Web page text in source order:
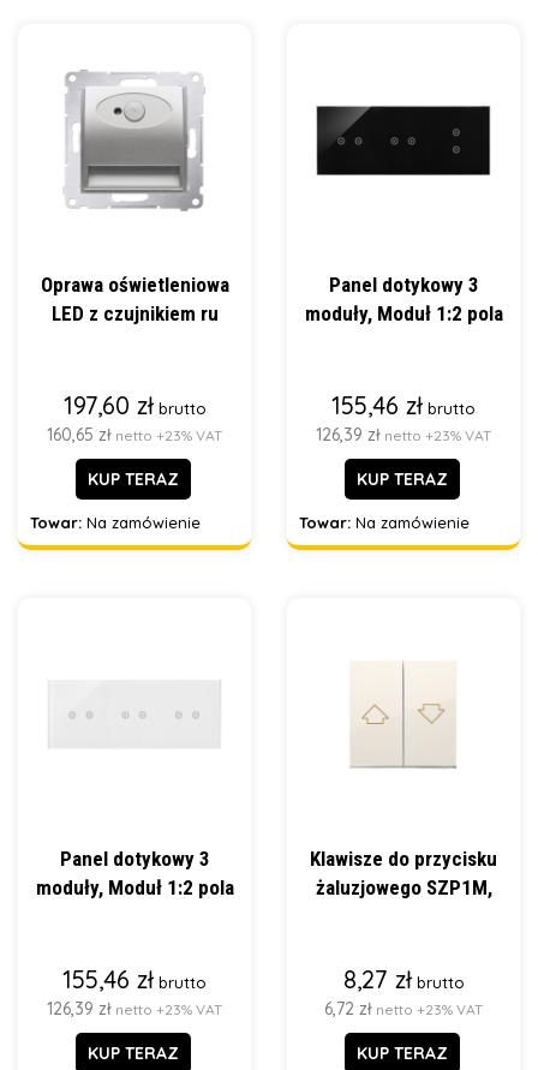
Oprawa oświetleniowa
LED z czujnikiem ru
197,60 zł brutto
160,65 zł netto +23% VAT
KUP TERAZ
Towar: Na zamówienie
Panel dotykowy 3
moduły, Moduł 1:2 pola
155,46 zł brutto
126,39 zł netto +23% VAT
KUP TERAZ
Towar: Na zamówienie
Panel dotykowy 3
moduły, Moduł 1:2 pola
155,46 zł brutto
126,39 zł netto +23% VAT
KUP TERAZ
Klawisze do przycisku
żaluzjowego SZP1M,
8,27 zł brutto
6,72 zł netto +23% VAT
KUP TERAZ